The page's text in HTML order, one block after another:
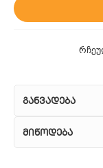
განვადება
მიწოდება